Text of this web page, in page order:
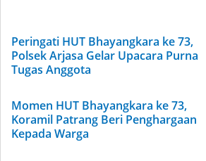
Peringati HUT Bhayangkara ke 73,
Polsek Arjasa Gelar Upacara Purna
Tugas Anggota
Momen HUT Bhayangkara ke 73,
Koramil Patrang Beri Penghargaan
Kepada Warga